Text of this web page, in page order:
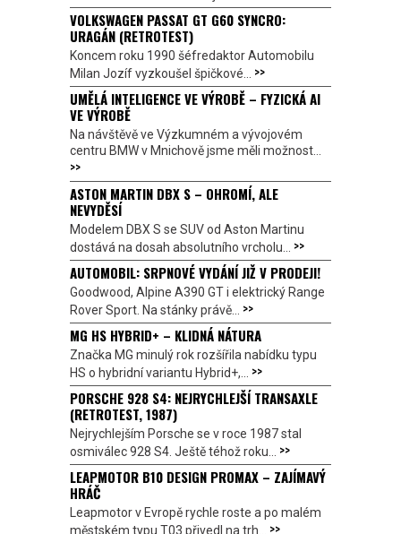
VOLKSWAGEN PASSAT GT G60 SYNCRO:
URAGÁN (RETROTEST)
Koncem roku 1990 šéfredaktor Automobilu
Milan Jozíf vyzkoušel špičkové... >>
UMĚLÁ INTELIGENCE VE VÝROBĚ – FYZICKÁ AI
VE VÝROBĚ
Na návštěvě ve Výzkumném a vývojovém
centru BMW v Mnichově jsme měli možnost...
>>
ASTON MARTIN DBX S – OHROMÍ, ALE
NEVYDĚSÍ
Modelem DBX S se SUV od Aston Martinu
dostává na dosah absolutního vrcholu... >>
AUTOMOBIL: SRPNOVÉ VYDÁNÍ JIŽ V PRODEJI!
Goodwood, Alpine A390 GT i elektrický Range
Rover Sport. Na stánky právě... >>
MG HS HYBRID+ – KLIDNÁ NÁTURA
Značka MG minulý rok rozšířila nabídku typu
HS o hybridní variantu Hybrid+,... >>
PORSCHE 928 S4: NEJRYCHLEJŠÍ TRANSAXLE
(RETROTEST, 1987)
Nejrychlejším Porsche se v roce 1987 stal
osmiválec 928 S4. Ještě téhož roku... >>
LEAPMOTOR B10 DESIGN PROMAX – ZAJÍMAVÝ
HRÁČ
Leapmotor v Evropě rychle roste a po malém
městském typu T03 přivedl na trh... >>